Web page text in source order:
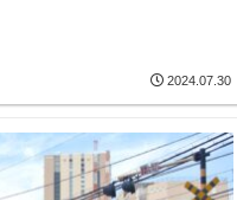
2024.07.30